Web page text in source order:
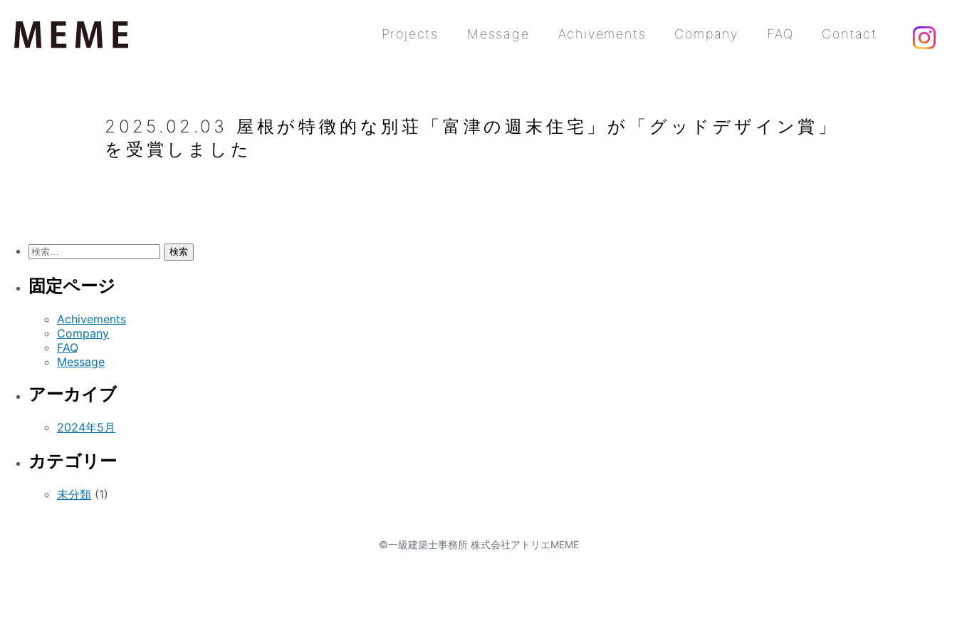
Projects Message Achivements Company FAQ Contact
2025.02.03 屋根が特徴的な別荘「富津の週末住宅」が「グッドデザイン賞」
を受賞しました
検
固定ページ
Achivements
Company
FAQ
Message
アーカイブ
2024年5月
カテゴリー
未分類 (1)
©一級建築士事務所 株式会社アトリエMEME